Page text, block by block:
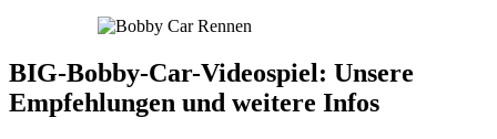
BIG-Bobby-Car-Videospiel: Unsere
Empfehlungen und weitere Infos